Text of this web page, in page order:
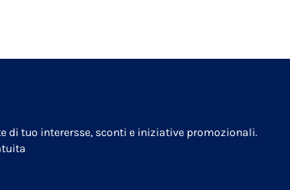
di tuo interersse, sconti e iniziative promozionali.